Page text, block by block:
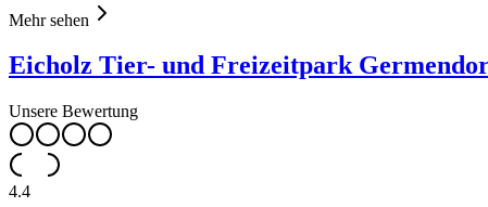
Mehr sehen
Eicholz Tier- und Freizeitpark
Unsere Bewertung
4.4